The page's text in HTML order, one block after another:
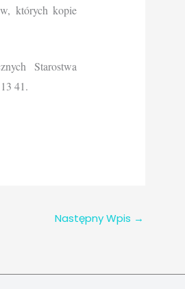
których kopie
Starostwa
41.
Następny Wpis →